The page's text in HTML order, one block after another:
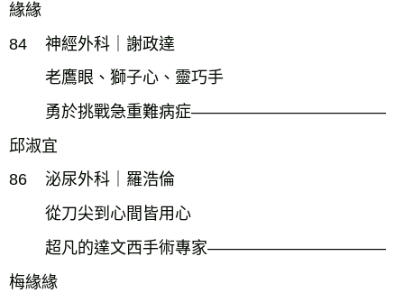
緣緣
84
神經外科｜謝政達
老鷹眼、獅子心、靈巧手
勇於挑戰急重難病症――――――――――――
邱淑宜
86
泌尿外科｜羅浩倫
從刀尖到心間皆用心
超凡的達文西手術專家―――――――――――
梅緣緣